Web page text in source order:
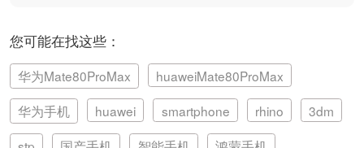
您可能在找这些：
华为Mate80ProMax
huaweiMate80ProMax
华为手机
huawei smartphone rhino
3dm